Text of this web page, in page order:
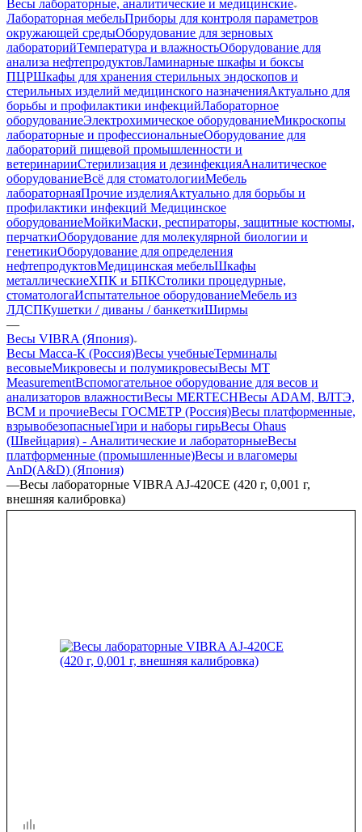
Весы лабораторные, аналитические и медицинские
Лабораторная мебельПриборы для контроля параметров
окружающей средыОборудование для зерновых
лабораторийТемпература и влажностьОборудование для
анализа нефтепродуктовЛаминарные шкафы и боксы
ПЦРШкафы для хранения стерильных эндоскопов и
стерильных изделий медицинского назначенияАктуально для
борьбы и профилактики инфекцийЛабораторное
оборудованиеЭлектрохимическое оборудованиеМикроскопы
лабораторные и профессиональныеОборудование для
лабораторий пищевой промышленности и
ветеринарииСтерилизация и дезинфекцияАналитическое
оборудованиеВсё для стоматологииМебель
лабораторнаяПрочие изделияАктуально для борьбы и
профилактики инфекций Медицинское
оборудованиеМойкиМаски, респираторы, защитные костюмы,
перчаткиОборудование для молекулярной биологии и
генетикиОборудование для определения
нефтепродуктовМедицинская мебельШкафы
металлическиеХПК и БПКСтолики процедурные,
стоматологаИспытательное оборудованиеМебель из
ЛДСПКушетки / диваны / банкеткиШирмы
—
Весы VIBRA (Япония)
Весы Масса-К (Россия)Весы учебныеТерминалы
весовыеМикровесы и полумикровесыВесы MT
MeasurementВспомогательное оборудование для весов и
анализаторов влажностиВесы MERTECHВесы ADAM, ВЛТЭ,
BCM и прочиеВесы ГОСМЕТР (Россия)Весы платформенные,
взрывобезопасныеГири и наборы гирьВесы Ohaus
(Швейцария) - Аналитические и лабораторныеВесы
платформенные (промышленные)Весы и влагомеры
AnD(A&D) (Япония)
—Весы лабораторные VIBRA AJ-420CE (420 г, 0,001 г,
внешняя калибровка)